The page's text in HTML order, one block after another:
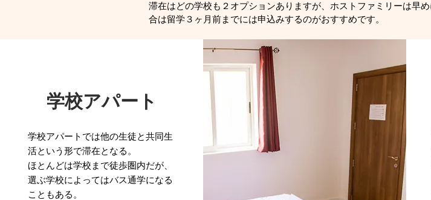
滞在はどの学校も２オプションありますが、ホストファミリーは早
合は留学３ヶ月前までには申込みするのがおすすめです。
学校アパート
学校アパートでは他の生徒と共同生
活という形で滞在となる。
ほとんどは学校まで徒歩圏内だが、
選ぶ学校によってはバス通学になる
こともある。